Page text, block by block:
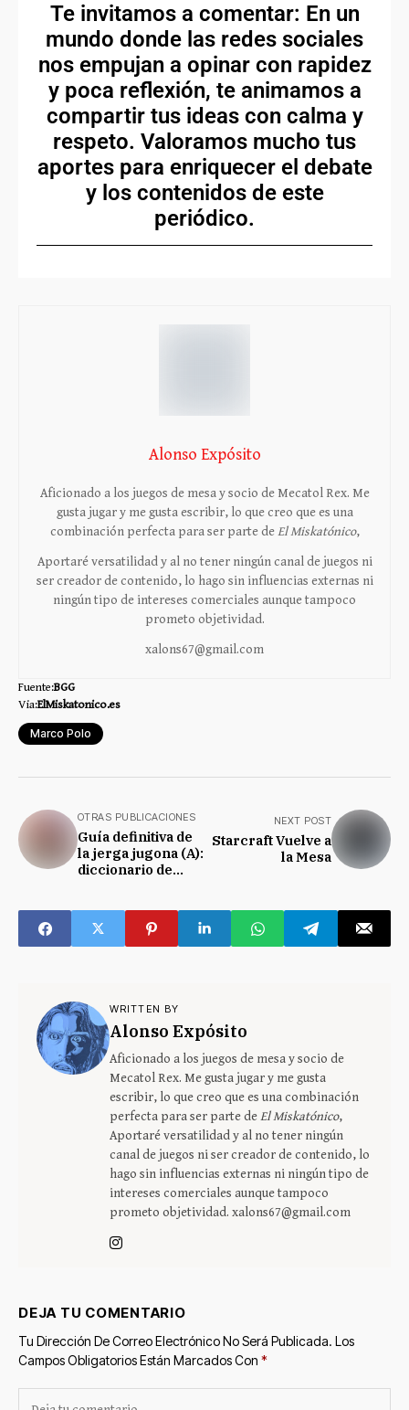
Te invitamos a comentar: En un
mundo donde las redes sociales
nos empujan a opinar con rapidez
y poca reflexión, te animamos a
compartir tus ideas con calma y
respeto. Valoramos mucho tus
aportes para enriquecer el debate
y los contenidos de este
periódico.
Alonso Expósito
Aficionado a los juegos de mesa y socio de Mecatol Rex. Me
gusta jugar y me gusta escribir, lo que creo que es una
combinación perfecta para ser parte deEl Miskatónico,
Aportaré versatilidad y al no tener ningún canal de juegos ni
ser creador de contenido, lo hago sin influencias externas ni
ningún tipo de intereses comerciales aunque tampoco
prometo objetividad.
xalons67@gmail.com
Fuente:BGG
Via:ElMiskatonico.es
Marco Polo
OTRAS PUBLICACIONES
Guía definitiva de
la jerga jugona (A):
diccionario de
NEXT POST
Starcraft Vuelve a
la Mesa
WRITTEN BY
Alonso Expósito
Aficionado a los juegos de mesa y socio de
Mecatol Rex. Me gusta jugar y me gusta
escribir, lo que creo que es una combinación
perfecta para ser parte deEl Miskatónico,
Aportaré versatilidad y al no tener ningún
canal de juegos ni ser creador de contenido, lo
hago sin influencias externas ni ningún tipo de
intereses comerciales aunque tampoco
prometo objetividad. xalons67@gmail.com
DEJA TU COMENTARIO
Tu Dirección De Correo Electrónico No Será Publicada. Los
Campos Obligatorios Están Marcados Con *